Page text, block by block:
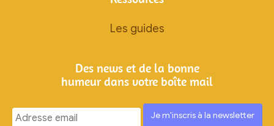
Les guides
Des news et de la bonne
humeur dans votre boîte mail